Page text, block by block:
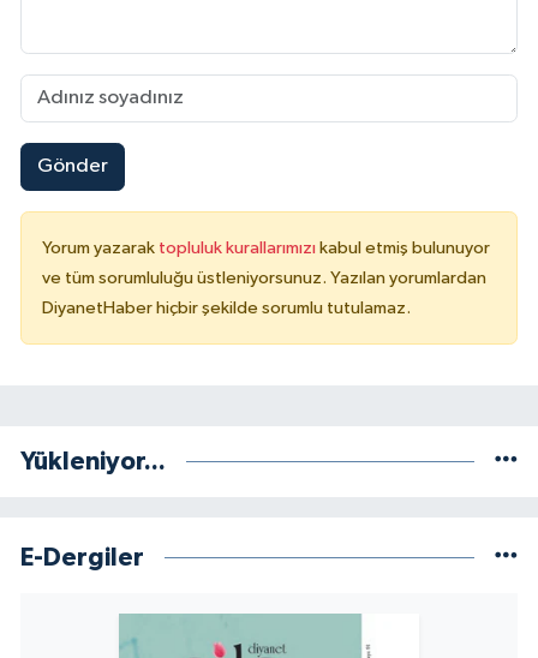
Gönder
Yorum yazarak topluluk kurallarımızı kabul etmiş bulunuyor
ve tüm sorumluluğu üstleniyorsunuz. Yazılan yorumlardan
DiyanetHaber hiçbir şekilde sorumlu tutulamaz.
Yükleniyor...
E-Dergiler
Kocaeli Müftülüğü
Konya Müftülüğü
Kütahya Müftülüğü
Malatya Müftülüğü
Muğla Müftülüğü
Muş Müftülüğü